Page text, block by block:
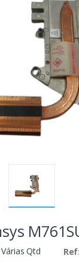
Várias Qtd Ref